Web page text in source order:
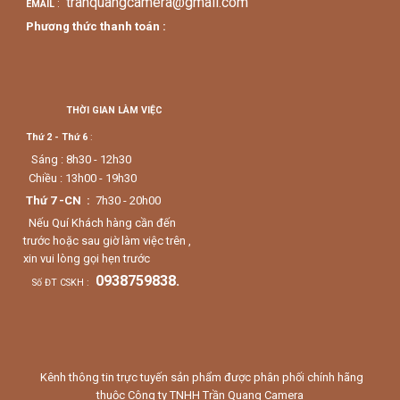
EMAIL :
Phương thức thanh toán :
THỜI GIAN LÀM VIỆC
Thứ 2 - Thứ 6 :
Sáng : 8h30 - 12h30
Chiều : 13h00 - 19h30
Thứ 7 -CN : 7h30 - 20h00
Nếu Quí Khách hàng cần đến
trước hoặc sau giờ làm việc trên ,
xin vui lòng gọi hẹn trước
Số ĐT CSKH : 0938759838.
Kênh thông tin trực tuyến sản phẩm được phân phối chính hãng
thuộc Công ty TNHH Trần Quang Camera